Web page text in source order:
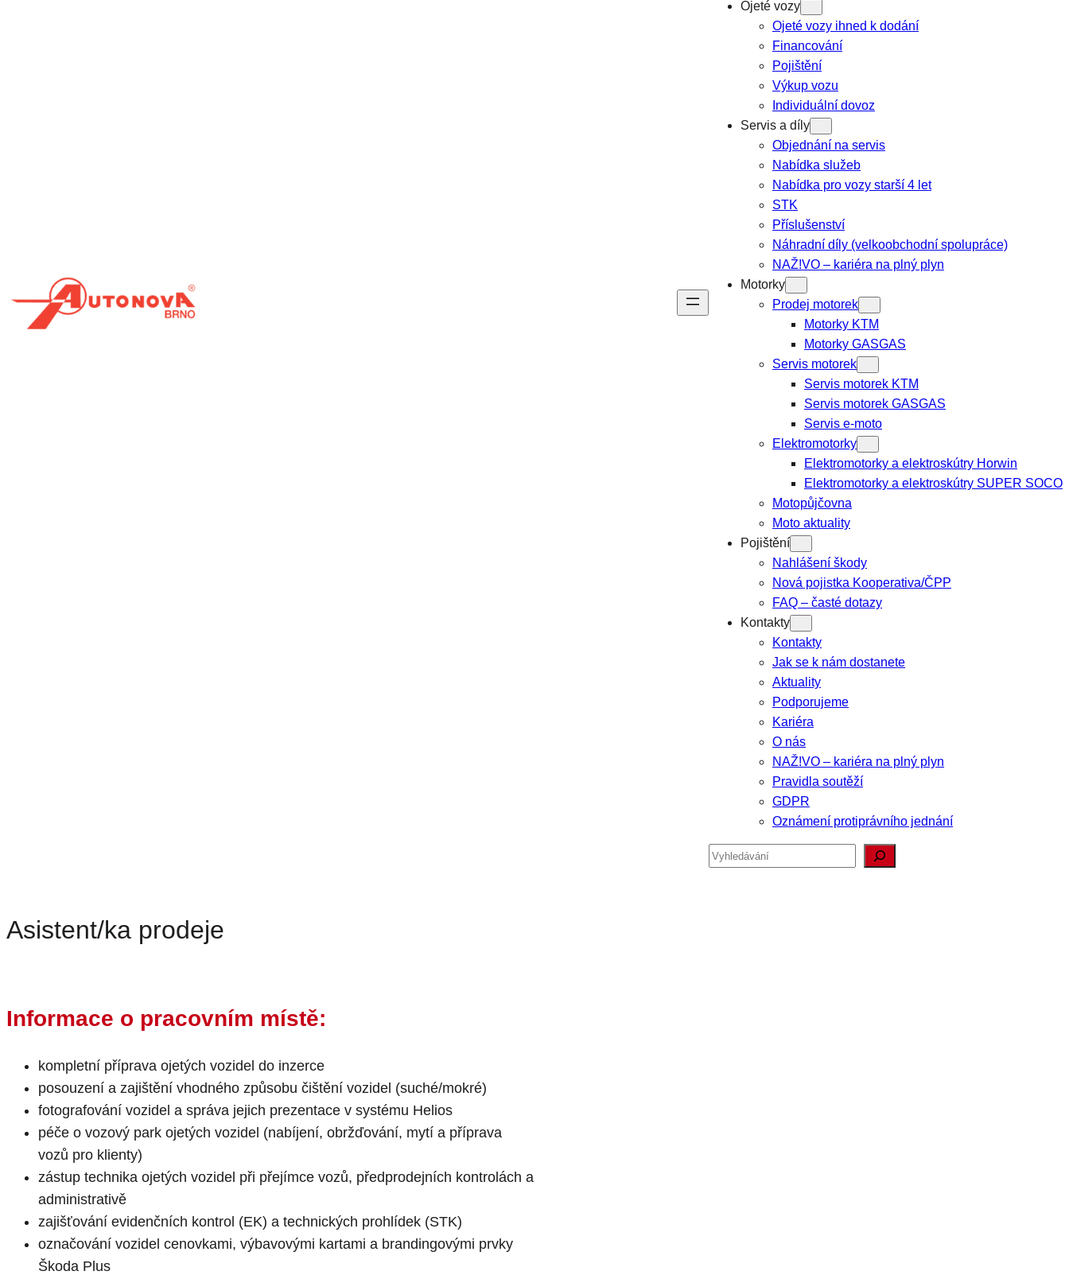
Ojeté vozy
Ojeté vozy ihned k dodání
Financování
Pojištění
Výkup vozu
Individuální dovoz
Servis a díly
Objednání na servis
Nabídka služeb
Nabídka pro vozy starší 4 let
STK
Příslušenství
Náhradní díly (velkoobchodní spolupráce)
NAŽ!VO – kariéra na plný plyn
Motorky
Prodej motorek
Motorky KTM
Motorky GASGAS
Servis motorek
Servis motorek KTM
Servis motorek GASGAS
Servis e-moto
Elektromotorky
Elektromotorky a elektroskútry Horwin
Elektromotorky a elektroskútry SUPER SOCO
Motopůjčovna
Moto aktuality
Pojištění
Nahlášení škody
Nová pojistka Kooperativa/ČPP
FAQ – časté dotazy
Kontakty
Kontakty
Jak se k nám dostanete
Aktuality
Podporujeme
Kariéra
O nás
NAŽ!VO – kariéra na plný plyn
Pravidla soutěží
GDPR
Oznámení protiprávního jednání
Hledat
Asistent/ka prodeje
Informace o pracovním místě:
kompletní příprava ojetých vozidel do inzerce
posouzení a zajištění vhodného způsobu čištění vozidel (suché/mokré)
fotografování vozidel a správa jejich prezentace v systému Helios
péče o vozový park ojetých vozidel (nabíjení, obržďování, mytí a příprava
vozů pro klienty)
zástup technika ojetých vozidel při přejímce vozů, předprodejních kontrolách a
administrativě
zajišťování evidenčních kontrol (EK) a technických prohlídek (STK)
označování vozidel cenovkami, výbavovými kartami a brandingovými prvky
Škoda Plus